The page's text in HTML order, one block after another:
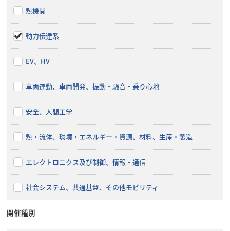
熱機関
動力伝達系
EV、HV
車両運動、車両開発、振動・騒音・乗り心地
安全、人間工学
熱・流体、環境・エネルギー・資源、材料、生産・製造
エレクトロニクス及び制御、情報・通信
社会システム、共通基盤、その他モビリティ
開催種別